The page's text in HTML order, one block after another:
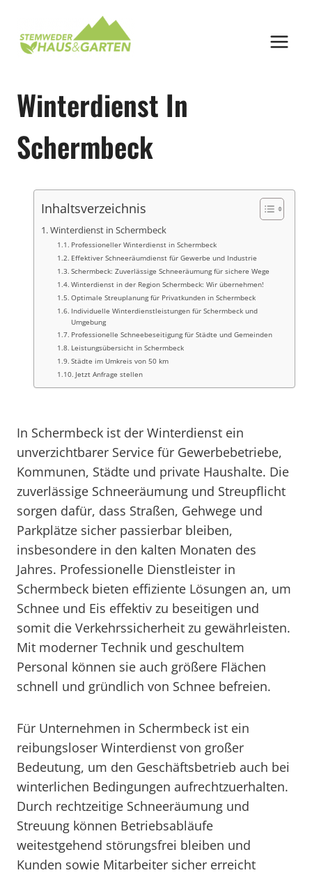
springen
Winterdienst In
Schermbeck
Inhaltsverzeichnis
Winterdienst in Schermbeck
Professioneller Winterdienst in Schermbeck
Effektiver Schneeräumdienst für Gewerbe und Industrie
Schermbeck: Zuverlässige Schneeräumung für sichere Wege
Winterdienst in der Region Schermbeck: Wir übernehmen!
Optimale Streuplanung für Privatkunden in Schermbeck
Individuelle Winterdienstleistungen für Schermbeck und
Umgebung
Professionelle Schneebeseitigung für Städte und Gemeinden
Leistungsübersicht in Schermbeck
Städte im Umkreis von 50 km
Jetzt Anfrage stellen
In Schermbeck ist der Winterdienst ein
unverzichtbarer Service für Gewerbebetriebe,
Kommunen, Städte und private Haushalte. Die
zuverlässige Schneeräumung und Streupflicht
sorgen dafür, dass Straßen, Gehwege und
Parkplätze sicher passierbar bleiben,
insbesondere in den kalten Monaten des
Jahres. Professionelle Dienstleister in
Schermbeck bieten effiziente Lösungen an, um
Schnee und Eis effektiv zu beseitigen und
somit die Verkehrssicherheit zu gewährleisten.
Mit moderner Technik und geschultem
Personal können sie auch größere Flächen
schnell und gründlich von Schnee befreien.
Für Unternehmen in Schermbeck ist ein
reibungsloser Winterdienst von großer
Bedeutung, um den Geschäftsbetrieb auch bei
winterlichen Bedingungen aufrechtzuerhalten.
Durch rechtzeitige Schneeräumung und
Streuung können Betriebsabläufe
weitestgehend störungsfrei bleiben und
Kunden sowie Mitarbeiter sicher erreicht